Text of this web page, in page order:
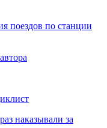
поездов по станции
наказывали за